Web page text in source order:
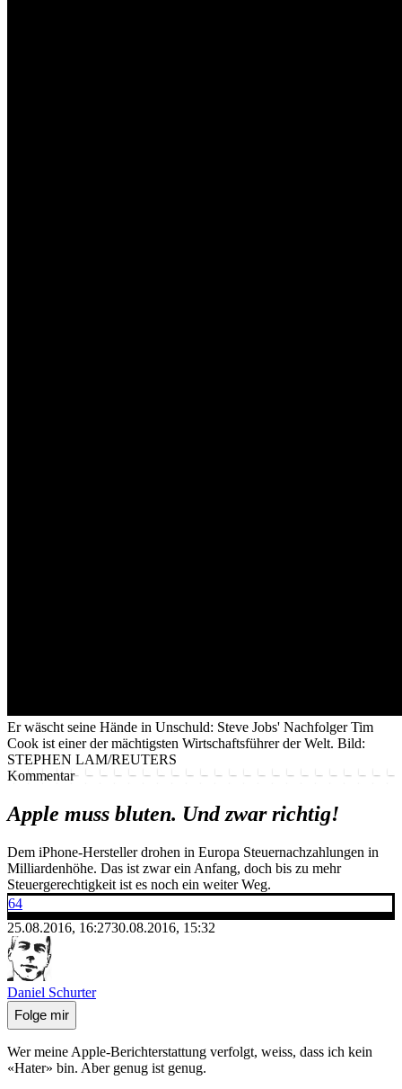
Er wäscht seine Hände in Unschuld: Steve Jobs' Nachfolger Tim
Cook ist einer der mächtigsten Wirtschaftsführer der Welt. Bild:
STEPHEN LAM/REUTERS
Kommentar
Apple muss bluten. Und zwar richtig!
Dem iPhone-Hersteller drohen in Europa Steuernachzahlungen in
Milliardenhöhe. Das ist zwar ein Anfang, doch bis zu mehr
Steuergerechtigkeit ist es noch ein weiter Weg.
64
25.08.2016, 16:2730.08.2016, 15:32
Daniel Schurter
Folge mir
Wer meine Apple-Berichterstattung verfolgt, weiss, dass ich kein
«Hater» bin. Aber genug ist genug.